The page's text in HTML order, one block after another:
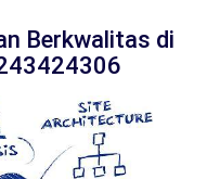
Berkwalitas di